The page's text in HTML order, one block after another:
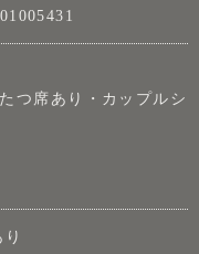
つ席あり・カップルシ